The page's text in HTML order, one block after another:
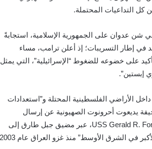
كل التداعيات المحتملة.
شن عدوان على الجمهورية الإسلامية، استجابةً
في إطار التسريبات؛ إذ أعلن ترامب، مساء
على خضوعه للضغوط “الإسرائيلية”، التي يمثل
إبستين”.
الأراضي الفلسطينية المحتلة و”استعدادات
يديعوت أحرونوت الصهيونية عن إرسال
المدمرة الأمريكيةUSS Mahan، التابعة لمجموعة حاملة الطائراتUSS Gerald R. Ford، عبر مضيق جبل طارق إلى
في الشرق الأوسط” منذ غزو العراق عام 2003.